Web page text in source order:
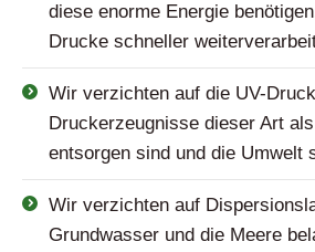
diese enorme Energie
Drucke schneller
Wir verzichten auf die UV-
Druckerzeugnisse dieser Art
entsorgen sind und die Umwelt
Wir verzichten auf
Grundwasser und die Meere